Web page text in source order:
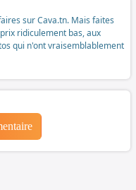
sur Cava.tn. Mais faites
ridiculement bas, aux
qui n'ont vraisemblablement